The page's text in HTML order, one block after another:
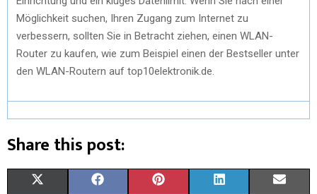
Möglichkeit suchen, Ihren Zugang zum Internet zu
verbessern, sollten Sie in Betracht ziehen, einen WLAN-
Router zu kaufen, wie zum Beispiel einen der Bestseller unter
den WLAN-Routern auf top10elektronik.de.
Share this post: